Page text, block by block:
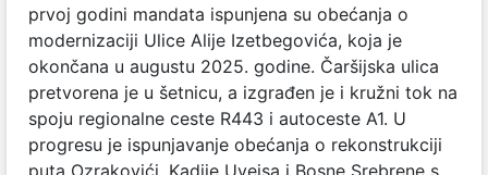
prvoj godini mandata ispunjena su obećanja o
modernizaciji Ulice Alije Izetbegovića, koja je
okončana u augustu 2025. godine. Čaršijska ulica
pretvorena je u šetnicu, a izgrađen je i kružni tok na
spoju regionalne ceste R443 i autoceste A1. U
progresu je ispunjavanje obećanja o rekonstrukciji
puta Ozrakovići, Kadije Uvejsa i Bosne Srebrene s